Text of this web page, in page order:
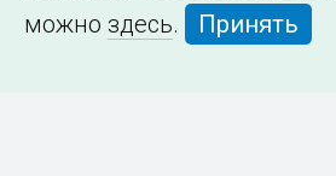
можно здесь. Принять